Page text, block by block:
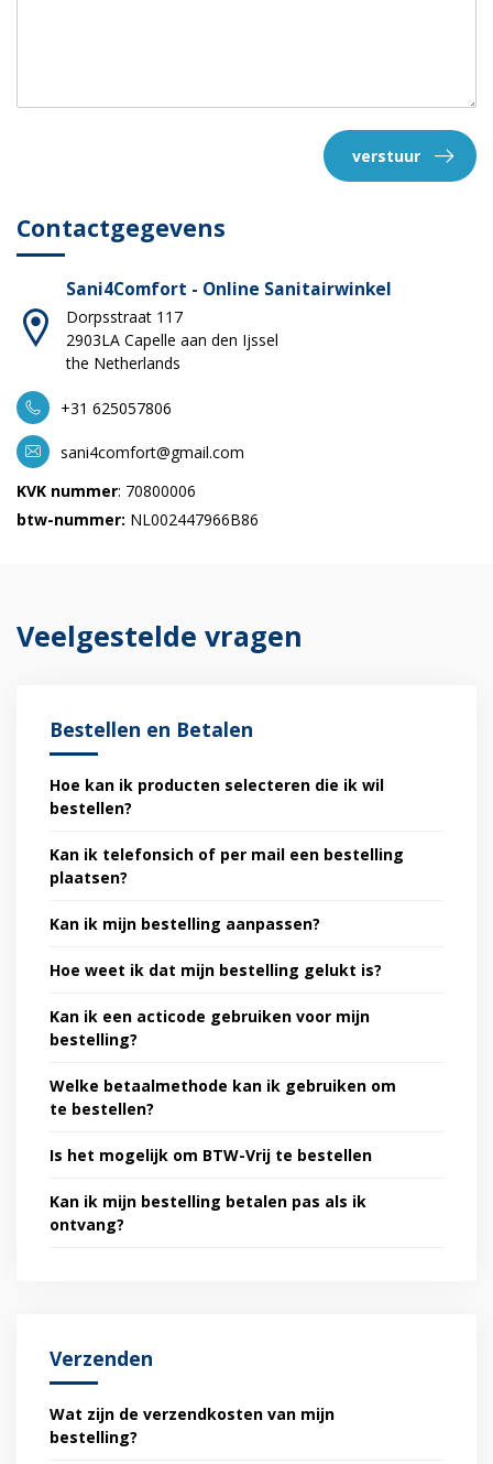
verstuur
Contactgegevens
+31 625057806
sani4comfort@gmail.com
KVK nummer: 70800006
btw-nummer: NL002447966B86
Sani4Comfort - Online Sanitairwinkel
Dorpsstraat 117
2903LA Capelle aan den Ijssel
the Netherlands
Veelgestelde vragen
Bestellen en Betalen
Hoe kan ik producten selecteren die ik wil
bestellen?
Kan ik telefonsich of per mail een bestelling
plaatsen?
Kan ik mijn bestelling aanpassen?
Hoe weet ik dat mijn bestelling gelukt is?
Kan ik een acticode gebruiken voor mijn
bestelling?
Welke betaalmethode kan ik gebruiken om
te bestellen?
Is het mogelijk om BTW-Vrij te bestellen
Kan ik mijn bestelling betalen pas als ik
ontvang?
Verzenden
Wat zijn de verzendkosten van mijn
bestelling?